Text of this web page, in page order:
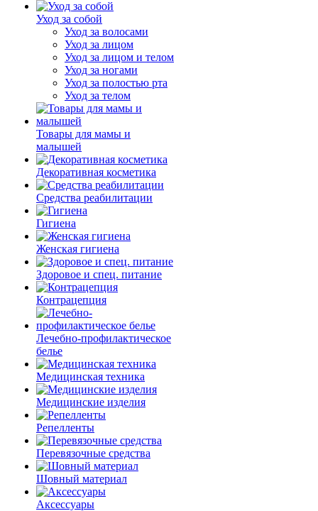
Уход за собой
Уход за волосами
Уход за лицом
Уход за лицом и телом
Уход за ногами
Уход за полостью рта
Уход за телом
Товары для мамы и
малышей
Декоративная косметика
Средства реабилитации
Гигиена
Женская гигиена
Здоровое и спец. питание
Контрацепция
Лечебно-профилактическое
белье
Медицинская техника
Медицинские изделия
Репелленты
Перевязочные средства
Шовный материал
Аксессуары